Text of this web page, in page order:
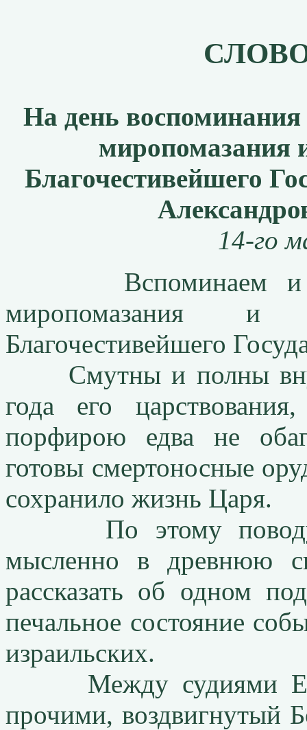
На день
миропомазания
Благочестивейшего
14-го
Вспоминаем и
миропомазания
Благочестивейшего
Смутны и полны
года его
порфирою едва не
готовы смертоносные
сохранило жизнь Царя.
По этому поводу
мысленно в древнюю
рассказать об одном
печальное состояние
израильских.
Между судиями
прочими, воздвигнутый